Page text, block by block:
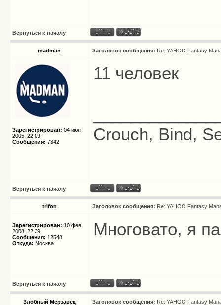
Вернуться к началу
madman Заголовок сообщения: Re: YAHOO Fantasy
Зарегистрирован: 04 июн
2005, 22:09
Сообщения: 7342
11 человек
Crouch, Bind,
Вернуться к началу
trifon Заголовок сообщения: Re: YAHOO Fantasy
Зарегистрирован: 10 фев
2008, 22:39
Сообщения: 12548
Откуда: Москва
Многовато, я
Вернуться к началу
Злобный Мерзавец Заголовок сообщения: Re: YAHOO Fantasy